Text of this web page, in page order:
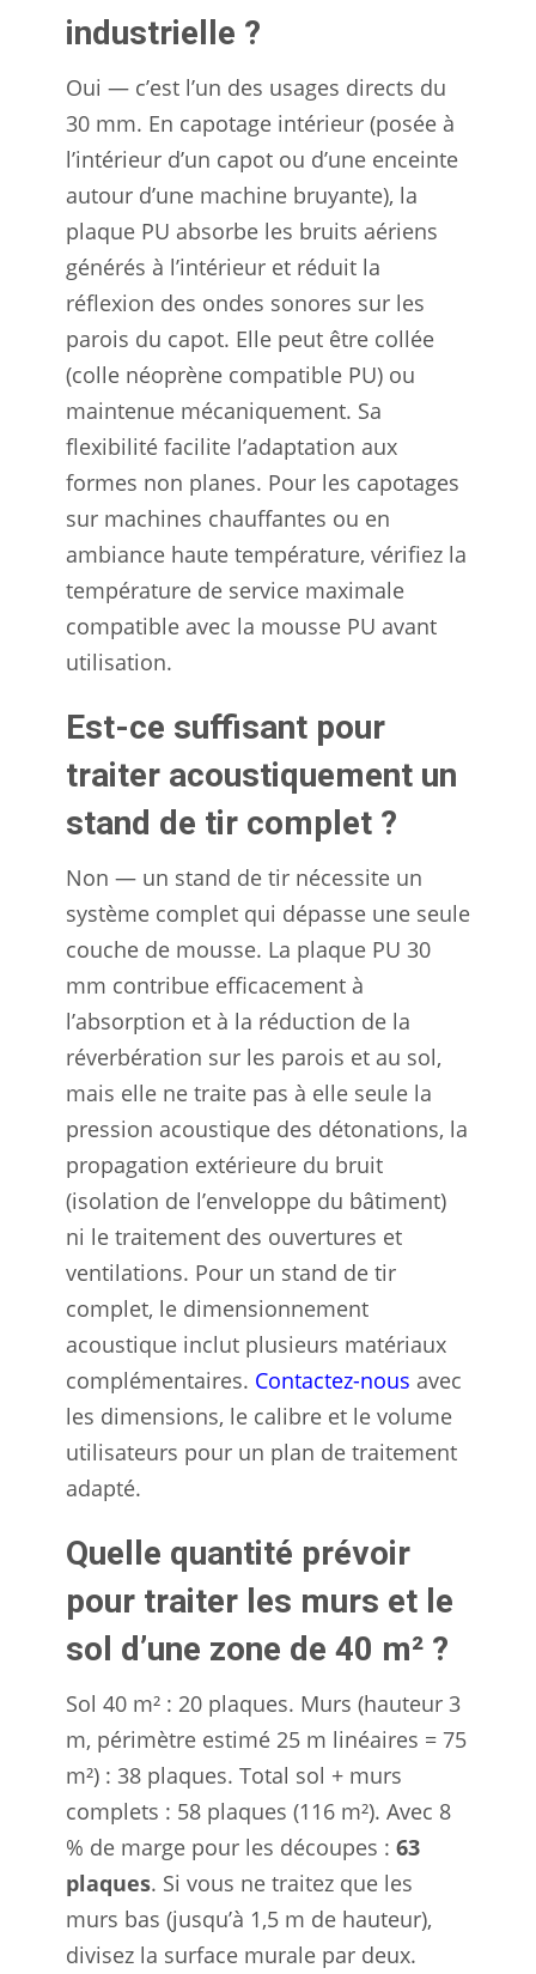
industrielle ?
Oui — c’est l’un des usages directs du
30 mm. En capotage intérieur (posée à
l’intérieur d’un capot ou d’une enceinte
autour d’une machine bruyante), la
plaque PU absorbe les bruits aériens
générés à l’intérieur et réduit la
réflexion des ondes sonores sur les
parois du capot. Elle peut être collée
(colle néoprène compatible PU) ou
maintenue mécaniquement. Sa
flexibilité facilite l’adaptation aux
formes non planes. Pour les capotages
sur machines chauffantes ou en
ambiance haute température, vérifiez la
température de service maximale
compatible avec la mousse PU avant
utilisation.
Est-ce suffisant pour
traiter acoustiquement un
stand de tir complet ?
Non — un stand de tir nécessite un
système complet qui dépasse une seule
couche de mousse. La plaque PU 30
mm contribue efficacement à
l’absorption et à la réduction de la
réverbération sur les parois et au sol,
mais elle ne traite pas à elle seule la
pression acoustique des détonations, la
propagation extérieure du bruit
(isolation de l’enveloppe du bâtiment)
ni le traitement des ouvertures et
ventilations. Pour un stand de tir
complet, le dimensionnement
acoustique inclut plusieurs matériaux
complémentaires. Contactez-nous avec
les dimensions, le calibre et le volume
utilisateurs pour un plan de traitement
adapté.
Quelle quantité prévoir
pour traiter les murs et le
sol d’une zone de 40 m² ?
Sol 40 m² : 20 plaques. Murs (hauteur 3
m, périmètre estimé 25 m linéaires = 75
m²) : 38 plaques. Total sol + murs
complets : 58 plaques (116 m²). Avec 8
% de marge pour les découpes : 63
plaques. Si vous ne traitez que les
murs bas (jusqu’à 1,5 m de hauteur),
divisez la surface murale par deux.